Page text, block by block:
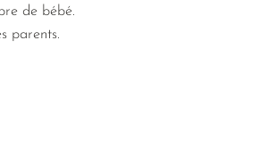
de bébé.
parents.